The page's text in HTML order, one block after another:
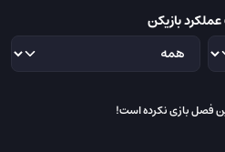
بازیکن
فصل بازی نکرده است!